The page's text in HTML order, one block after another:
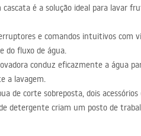
é a solução ideal para lavar
e comandos intuitivos com
do fluxo de água.
conduz eficazmente a água
a lavagem.
de corte sobreposta, dois acessórios
detergente criam um posto de